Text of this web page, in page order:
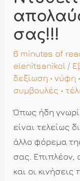
σας!!!
6 minutes of
elenitsanikol /
δεξίωση •νύφη
συμβουλές •
Όπως ήδη
είναι τελείως
άλλο φόρεμα
σας. Επιπλέον,
και οι